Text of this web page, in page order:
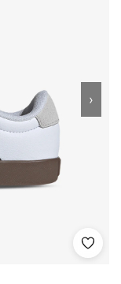
Shto
›